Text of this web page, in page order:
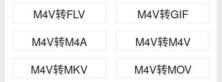
M4V转FLV
M4V转GIF
M4V转M4A
M4V转M4V
M4V转MKV
M4V转MOV